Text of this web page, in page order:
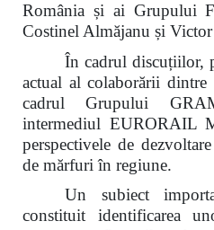
România și ai Grupului
Costinel Almăjanu și
În cadrul discuțiilor,
actual al colaborării
cadrul Grupului
intermediul EURORAIL
perspectivele de
de mărfuri în regiune.
Un subiect
constituit identificarea